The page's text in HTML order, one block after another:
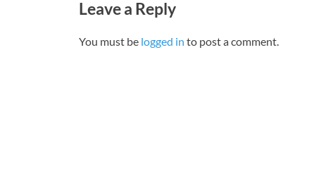
Leave a Reply
You must be logged in to post a comment.